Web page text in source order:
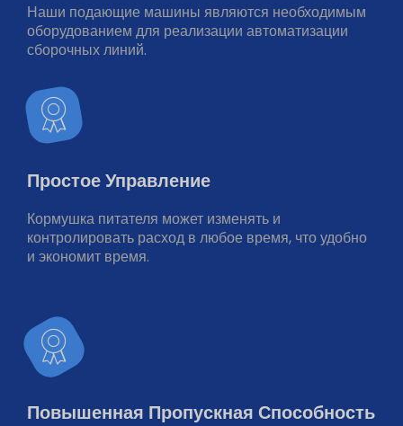
Наши подающие машины являются необходимым
оборудованием для реализации автоматизации
сборочных линий.
Простое Управление
Кормушка питателя может изменять и
контролировать расход в любое время, что удобно
и экономит время.
Повышенная Пропускная Способность